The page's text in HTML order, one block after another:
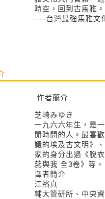
時空，回到古馬雅。
──台灣最強馬雅文
作者簡介
芝崎みゆき
一九六六年生，是
閒時間的人。最喜
議的埃及古文明》
家的身分出過《脫
蕊與我 全3卷》等。
譯者簡介
江裕真
輔大管研所、中央